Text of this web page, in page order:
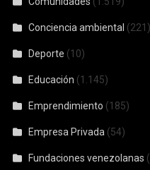
Conciencia ambiental (221)
Deporte (10)
Educación (1.145)
Emprendimiento (185)
Empresa Privada (54)
Fundaciones venezolanas